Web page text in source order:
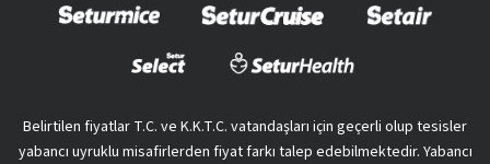
Belirtilen fiyatlar T.C. ve K.K.T.C. vatandaşları için geçerli olup tesisler
yabancı uyruklu misafirlerden fiyat farkı talep edebilmektedir. Yabancı